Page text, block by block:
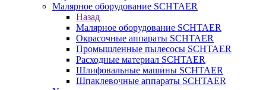
Малярное оборудование SCHTAER
Назад
Малярное оборудование SCHTAER
Окрасочные аппараты SCHTAER
Промышленные пылесосы SCHTAER
Расходные материал SCHTAER
Шлифовальные машины SCHTAER
Шпаклевочные аппараты SCHTAER